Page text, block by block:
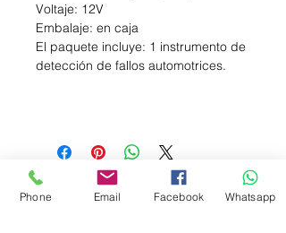
Voltaje: 12V
Embalaje: en caja
El paquete incluye: 1 instrumento de
detección de fallos automotrices.
Entregas en Bogota el mismo
dia, pago contra entrega
Phone Email Facebook Whatsapp